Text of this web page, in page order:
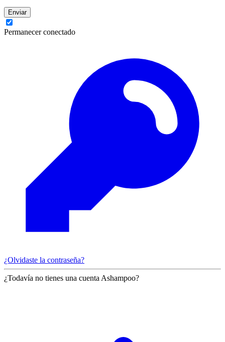
Enviar
Permanecer conectado
¿Olvidaste la contraseña?
¿Todavía no tienes una cuenta Ashampoo?